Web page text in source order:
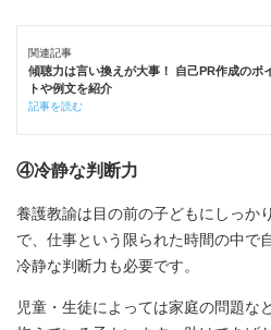
関連記事
傾聴力は言い換えが大事！ 自己PR作成のポ
トや例文を紹介
記事を読む
④冷静な判断力
養護教諭は目の前の子どもにしっか
で、仕事という限られた時間の中で
冷静な判断力も必要です。
児童・生徒によっては家庭の問題な